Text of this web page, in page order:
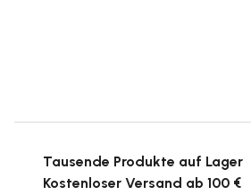
Tausende Produkte auf Lager
Kostenloser Versand ab 100 €